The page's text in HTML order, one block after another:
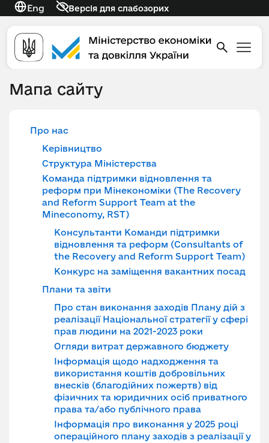
Eng Версія для слабозорих
Мапа сайту
Про нас
Керівництво
Структура Міністерства
Команда підтримки відновлення та
реформ при Мінекономіки (The Recovery
and Reform Support Team at the
Mineconomy, RST)
Консультанти Команди підтримки
відновлення та реформ (Consultants of
the Recovery and Reform Support Team)
Конкурс на заміщення вакантних посад
Плани та звіти
Про стан виконання заходів Плану дій з
реалізації Національної стратегії у сфері
прав людини на 2021-2023 роки
Огляди витрат державного бюджету
Інформація щодо надходження та
використання коштів добровільних
внесків (благодійних пожертв) від
фізичних та юридичних осіб приватного
права та/або публічного права
Інформація про виконання у 2025 році
операційного плану заходів з реалізації у